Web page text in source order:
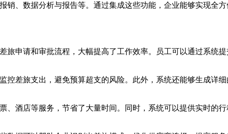
、数据分析与报告等。通过集成这些功能，企业能够实现全
申请和审批流程，大幅提高了工作效率。员工可以通过系统
差旅支出，避免预算超支的风险。此外，系统还能够生成详
酒店等服务，节省了大量时间。同时，系统可以提供实时的